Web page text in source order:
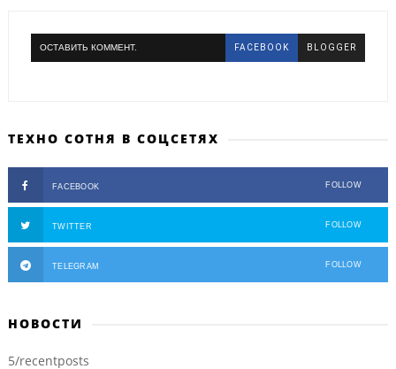
ОСТАВИТЬ КОММЕНТ. FACEBOOK BLOGGER
ТЕХНО СОТНЯ В СОЦСЕТЯХ
FACEBOOK FOLLOW
TWITTER FOLLOW
TELEGRAM FOLLOW
НОВОСТИ
5/recentposts